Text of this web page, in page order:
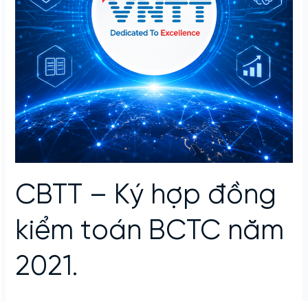
CBTT – Ký hợp đồng
kiểm toán BCTC năm
2021.